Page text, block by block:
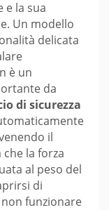
e la sua
Un modello
delicata
è un
da
di sicurezza
il
la forza
al peso del
di
funzionare